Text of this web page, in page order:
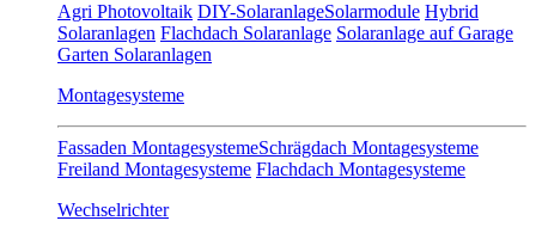
Agri Photovoltaik DIY-SolaranlageSolarmodule Hybrid
Solaranlagen Flachdach Solaranlage Solaranlage auf Garage
Garten Solaranlagen
Montagesysteme
Fassaden MontagesystemeSchrägdach Montagesysteme
Freiland Montagesysteme Flachdach Montagesysteme
Wechselrichter